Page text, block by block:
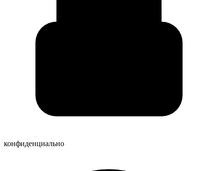
конфиденциально